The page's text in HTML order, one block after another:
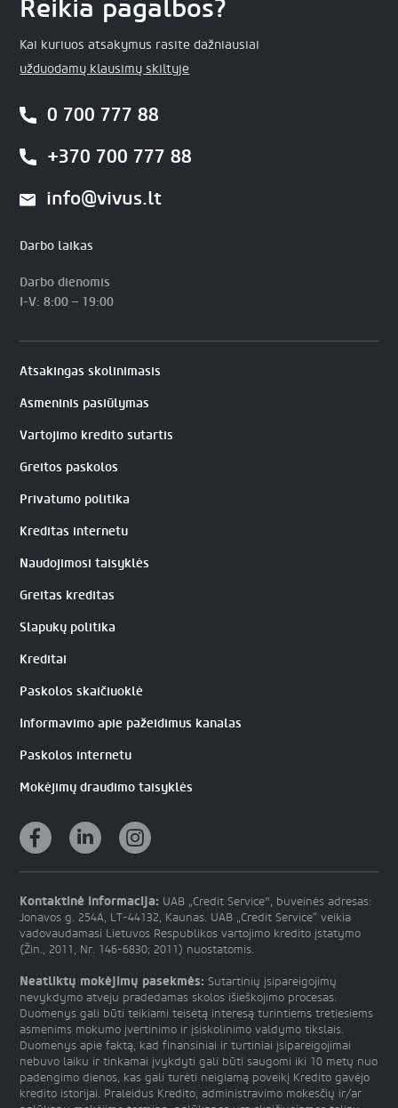
Reikia pagalbos?
Kai kuriuos atsakymus rasite dažniausiai
užduodamų klausimų skiltyje
0 700 777 88
+370 700 777 88
info@vivus.lt
Darbo laikas
Darbo dienomis
I-V: 8:00 – 19:00
Atsakingas skolinimasis
Asmeninis pasiūlymas
Vartojimo kredito sutartis
Greitos paskolos
Privatumo politika
Kreditas internetu
Naudojimosi taisyklės
Greitas kreditas
Slapukų politika
Kreditai
Paskolos skaičiuoklė
Informavimo apie pažeidimus kanalas
Paskolos internetu
Mokėjimų draudimo taisyklės
Kontaktinė informacija: UAB „Credit Service", buveinės adresas:
Jonavos g. 254A, LT-44132, Kaunas. UAB „Credit Service“ veikia
vadovaudamasi Lietuvos Respublikos vartojimo kredito įstatymo
(Žin., 2011, Nr. 146-6830; 2011) nuostatomis.
Neatliktų mokėjimų pasekmės: Sutartinių įsipareigojimų
nevykdymo atveju pradedamas skolos išieškojimo procesas.
Duomenys gali būti teikiami teisėtą interesą turintiems tretiesiems
asmenims mokumo įvertinimo ir įsiskolinimo valdymo tikslais.
Duomenys apie faktą, kad finansiniai ir turtiniai įsipareigojimai
nebuvo laiku ir tinkamai įvykdyti gali būti saugomi iki 10 metų nuo
padengimo dienos, kas gali turėti neigiamą poveikį Kredito gavėjo
kredito istorijai. Praleidus Kredito, administravimo mokesčių ir/ar